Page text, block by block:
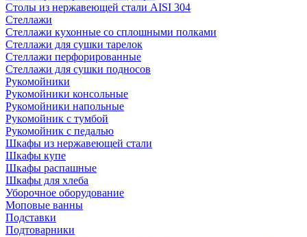
Столы из нержавеющей стали AISI 304
Стеллажи
Стеллажи кухонные со сплошными полками
Стеллажи для сушки тарелок
Стеллажи перфорированные
Стеллажи для сушки подносов
Рукомойники
Рукомойники консольные
Рукомойники напольные
Рукомойник с тумбой
Рукомойник с педалью
Шкафы из нержавеющей стали
Шкафы купе
Шкафы распашные
Шкафы для хлеба
Уборочное оборудование
Моповые ванны
Подставки
Подтоварники